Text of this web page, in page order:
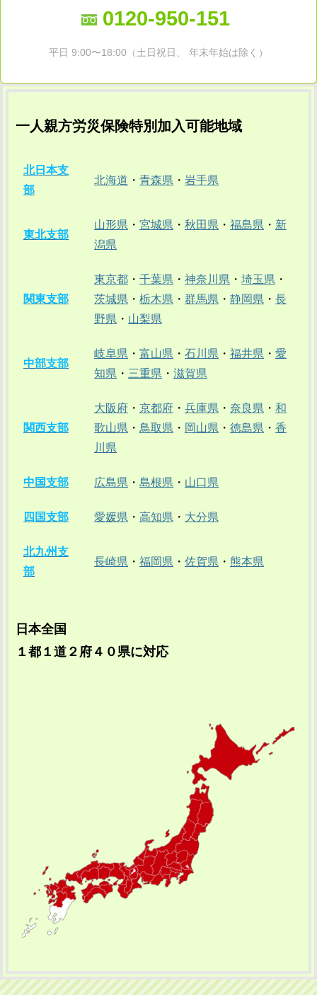
0120-950-151
平日 9:00〜18:00（土日祝日、 年末年始は除く）
一人親方労災保険特別加入可能地域
北日本支
部
北海道 ・ 青森県 ・ 岩手県
東北支部
山形県 ・ 宮城県 ・ 秋田県 ・ 福島県 ・ 新
潟県
関東支部
東京都 ・ 千葉県 ・ 神奈川県 ・ 埼玉県 ・
茨城県 ・ 栃木県 ・ 群馬県 ・ 静岡県 ・ 長
野県 ・ 山梨県
中部支部
岐阜県 ・ 富山県 ・ 石川県 ・ 福井県 ・ 愛
知県 ・ 三重県 ・ 滋賀県
関西支部
大阪府 ・ 京都府 ・ 兵庫県 ・ 奈良県 ・ 和
歌山県 ・ 鳥取県 ・ 岡山県 ・ 徳島県 ・ 香
川県
中国支部 広島県 ・ 島根県 ・ 山口県
四国支部 愛媛県 ・ 高知県 ・ 大分県
北九州支
部
長崎県 ・ 福岡県 ・ 佐賀県 ・ 熊本県
日本全国
１都１道２府４０県に対応